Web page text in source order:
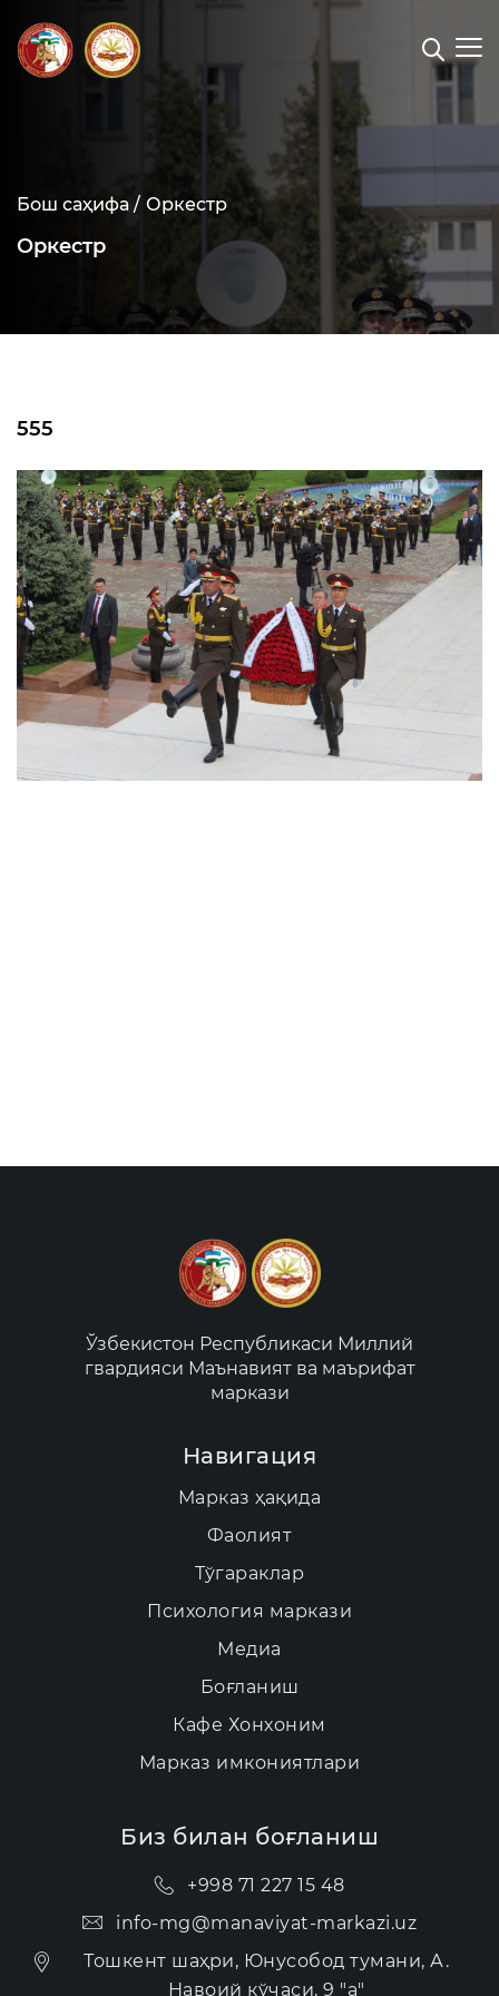
Бош саҳифа / Оркестр
Оркестр
555
Ўзбекистон Республикаси Миллий
гвардияси Маънавият ва маърифат
маркази
Навигация
Марказ ҳақида
Фаолият
Тўгараклар
Психология маркази
Медиа
Боғланиш
Кафе Хонхоним
Марказ имкониятлари
Биз билан боғланиш
+998 71 227 15 48
info-mg@manaviyat-markazi.uz
Тошкент шаҳри, Юнусобод тумани, А.
Навоий кўчаси, 9 "а"